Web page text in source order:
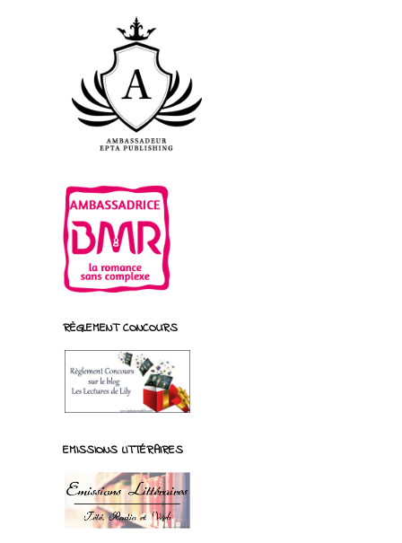
RÈGLEMENT CONCOURS
EMISSIONS LITTÉRAIRES